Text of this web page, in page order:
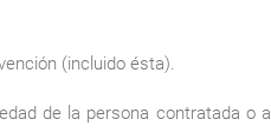
(incluido ésta).
de la persona contratada o a